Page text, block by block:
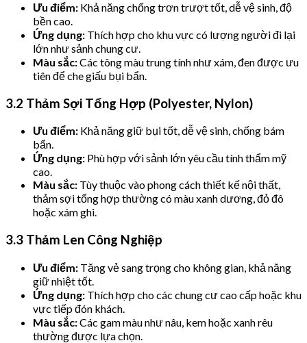
Ưu điểm: Khả năng chống trơn trượt tốt, dễ vệ sinh, độ
bền cao.
Ứng dụng: Thích hợp cho khu vực có lượng người đi lại
lớn như sảnh chung cư.
Màu sắc:Các tông màu trung tính như xám, đen được ưu
tiên để che giấu bụi bẩn.
3.2 Thảm Sợi Tổng Hợp (Polyester, Nylon)
Ưu điểm: Khả năng giữ bụi tốt, dễ vệ sinh, chống bám
bẩn.
Ứng dụng: Phù hợp với sảnh lớn yêu cầu tính thẩm mỹ
cao.
Màu sắc: Tùy thuộc vào phong cách thiết kế nội thất,
thảm sợi tổng hợp thường có màu xanh dương, đỏ đô
hoặc xám ghi.
3.3 Thảm Len Công Nghiệp
Ưu điểm: Tăng vẻ sang trọng cho không gian, khả năng
giữ nhiệt tốt.
Ứng dụng: Thích hợp cho các chung cư cao cấp hoặc khu
vực tiếp đón khách.
Màu sắc:Các gam màu như nâu, kem hoặc xanh rêu
thường được lựa chọn.